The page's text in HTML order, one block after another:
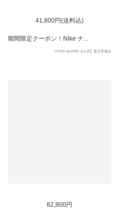
41,800円(送料込)
期間限定クーポン！Nike ナ...
HYPE GUARD【公式】楽天市場店
82,800円